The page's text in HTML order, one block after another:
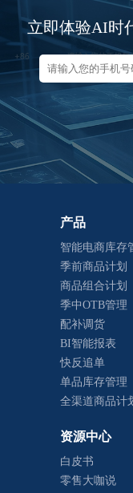
立即体验AI时
产品
智能电商库存
季前商品计划
商品组合计划
季中OTB管理
配补调货
BI智能报表
快反追单
单品库存管理
全渠道商品计
资源中心
白皮书
零售大咖说